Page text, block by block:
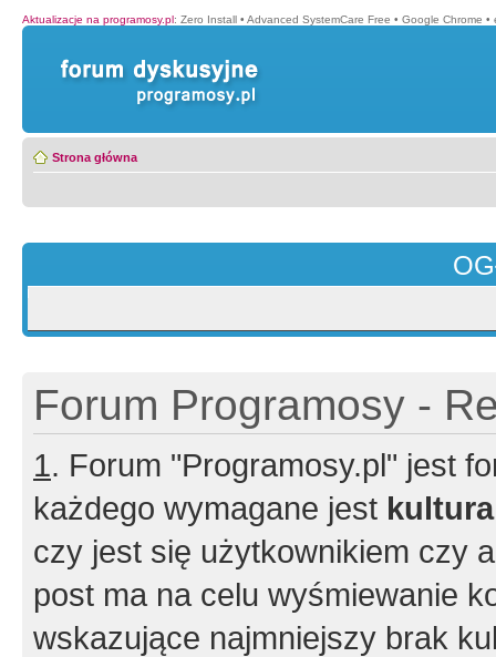
Aktualizacje na programosy.pl: Zero Install • Advanced SystemCare Free • Google Chrome •
Strona główna
Forum Programosy -
1. Forum "Programosy.pl" jest
każdego wymagane jest
czy jest się użytkownikiem czy
post ma na celu wyśmiewanie
wskazujące najmniejszy brak